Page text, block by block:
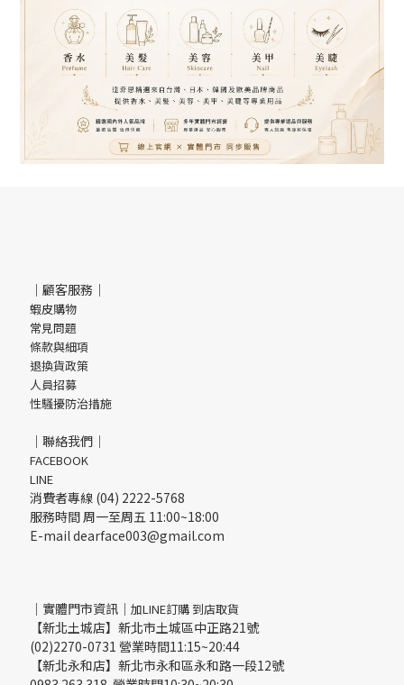
｜顧客服務｜
蝦皮購物
常見問題
條款與細項
退換貨政策
人員招募
性騷擾防治措施
｜聯絡我們｜
FACEBOOK
LINE
消費者專線 (04) 2222-5768
服務時間 周一至周五 11:00~18:00
E-mail dearface003@gmail.com
｜實體門市資訊｜ 加LINE訂購 到店取貨
【新北土城店】新北市土城區中正路21號
(02)2270-0731 營業時間11:15~20:44
【新北永和店】新北市永和區永和路一段12號